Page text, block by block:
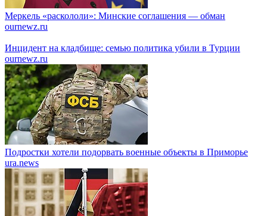
Меркель «раскололи»: Минские соглашения — обман
ournewz.ru
Инцидент на кладбище: семью политика убили в Турции
ournewz.ru
Подростки хотели подорвать военные объекты в Приморье
ura.news